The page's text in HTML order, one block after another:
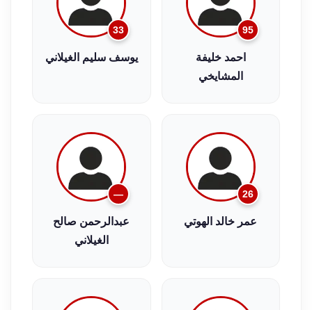
95
احمد خليفة
المشايخي
33
يوسف سليم الغيلاني
26
عمر خالد الهوتي
—
عبدالرحمن صالح
الغيلاني